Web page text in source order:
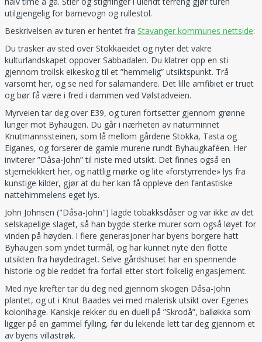
utilgjengelig for barnevogn og rullestol.
Beskrivelsen av turen er hentet fra Stavanger kommunes nettside:
Du trasker av sted over Stokkaeidet og nyter det vakre
kulturlandskapet oppover Sabbadalen. Du klatrer opp en sti
gjennom trollsk eikeskog til et ”hemmelig” utsiktspunkt. Trå
varsomt her, og se ned for salamandere. Det lille amfibiet er truet
og bør få være i fred i dammen ved Vølstadveien.
Myrveien tar deg over E39, og turen fortsetter gjennom grønne
lunger mot Byhaugen. Du går i nærheten av naturminnet
Knutmannssteinen, som lå mellom gårdene Stokka, Tasta og
Eiganes, og forserer de gamle murene rundt Byhaugkaféen. Her
inviterer ”Dåsa-John” til niste med utsikt. Det finnes også en
stjernekikkert her, og nattlig mørke og lite «forstyrrende» lys fra
kunstige kilder, gjør at du her kan få oppleve den fantastiske
nattehimmelens eget lys.
John Johnsen ("Dåsa-John") lagde tobakksdåser og var ikke av det
selskapelige slaget, så han bygde sterke murer som også løyet for
vinden på høyden. I flere generasjoner har byens borgere hatt
Byhaugen som yndet turmål, og har kunnet nyte den flotte
utsikten fra høydedraget. Selve gårdshuset har en spennende
historie og ble reddet fra forfall etter stort folkelig engasjement.
Med nye krefter tar du deg ned gjennom skogen Dåsa-John
plantet, og ut i Knut Baades vei med malerisk utsikt over Egenes
kolonihage. Kanskje rekker du en duell på ”Skrodå”, balløkka som
ligger på en gammel fylling, før du lekende lett tar deg gjennom et
av byens villastrøk.